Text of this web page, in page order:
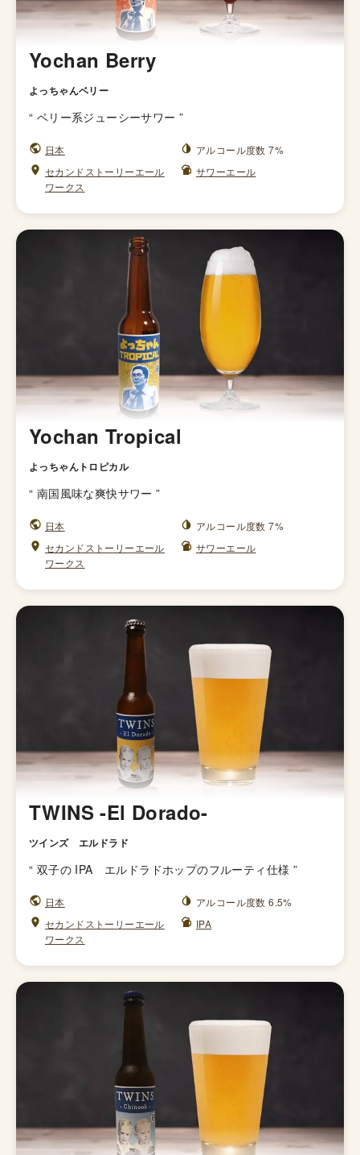
Yochan Berry
よっちゃんベリー
“ ベリー系ジューシーサワー ”
日本
アルコール度数 7%
セカンドストーリーエール
ワークス
サワーエール
Yochan Tropical
よっちゃんトロピカル
“ 南国風味な爽快サワー ”
日本
アルコール度数 7%
セカンドストーリーエール
ワークス
サワーエール
TWINS -El Dorado-
ツインズ エルドラド
“ 双子の IPA エルドラドホップのフルーティ仕様 ”
日本
アルコール度数 6.5%
セカンドストーリーエール
ワークス
IPA